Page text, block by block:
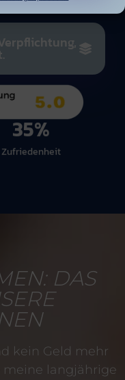
Zufriedenheit
48%
DAS
kein Geld mehr
meine langjährige